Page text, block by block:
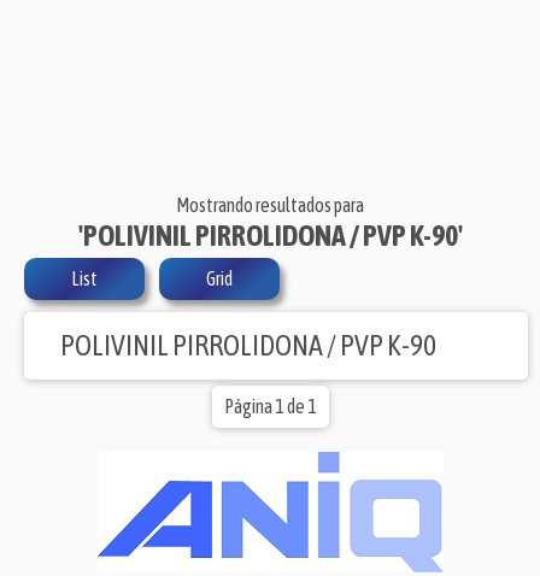
Mostrando resultados para
'POLIVINIL PIRROLIDONA / PVP K-90'
List Grid
POLIVINIL PIRROLIDONA / PVP K-90
Página 1 de 1